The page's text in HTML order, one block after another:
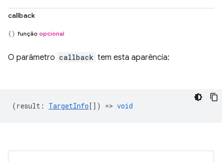
callback
função opcional
O parâmetro callback tem esta aparência:
(result : TargetInfo[]) => void